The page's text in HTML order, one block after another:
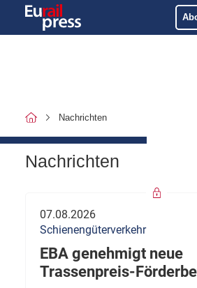
Nachrichten
Nachrichten
07.08.2026
Schienengüterverkehr
EBA genehmigt neue
Trassenpreis-